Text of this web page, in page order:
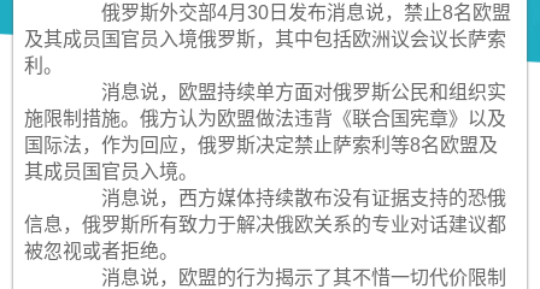
俄罗斯外交部4月30日发布消息说，禁止8名欧盟
及其成员国官员入境俄罗斯，其中包括欧洲议会议长萨索
利。
消息说，欧盟持续单方面对俄罗斯公民和组织实
施限制措施。俄方认为欧盟做法违背《联合国宪章》以及
国际法，作为回应，俄罗斯决定禁止萨索利等8名欧盟及
其成员国官员入境。
消息说，西方媒体持续散布没有证据支持的恐俄
信息，俄罗斯所有致力于解决俄欧关系的专业对话建议都
被忽视或者拒绝。
消息说，欧盟的行为揭示了其不惜一切代价限制